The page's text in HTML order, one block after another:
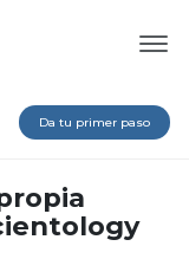
Da tu primer paso